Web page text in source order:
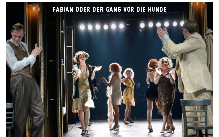
FABIAN ODER DER GANG VOR DIE HUNDE